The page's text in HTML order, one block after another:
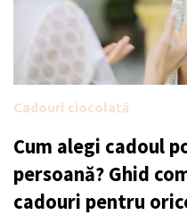
Cadouri ciocolată
Cum alegi cadoul
persoană? Ghid
cadouri pentru